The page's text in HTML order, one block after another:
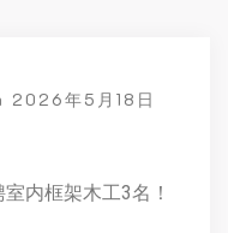
2026年5月18日
内框架木工3名！